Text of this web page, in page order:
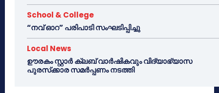
School & College
“നവ് ഓറ” പരിപാടി സംഘടിപ്പിച്ചു
Local News
ഊരകം സ്റ്റാർ ക്ലബ് വാർഷികവും വിദ്യാഭ്യാസ
പുരസ്‌ക്കാര സമർപ്പണം നടത്തി